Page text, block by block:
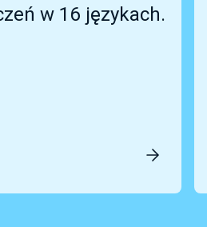
w 16 językach.